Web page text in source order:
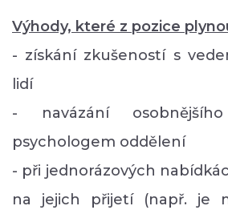
Výhody, které z pozice
- získání zkušeností s
lidí
- navázání
psychologem oddělení
- při jednorázových
na jejich přijetí (např. je